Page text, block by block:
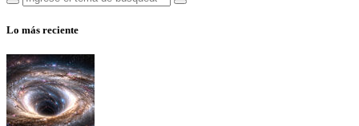
Lo más reciente